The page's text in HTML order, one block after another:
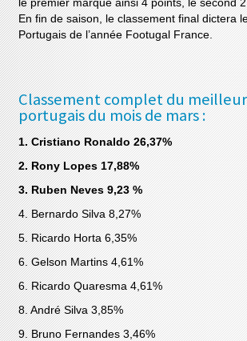
le premier marque ainsi 4 points, le second 2
En fin de saison, le classement final dictera
Portugais de l’année Footugal France.
Classement complet du
portugais du mois de mars :
1. Cristiano Ronaldo 26,37%
2. Rony Lopes 17,88%
3. Ruben Neves 9,23 %
4. Bernardo Silva 8,27%
5. Ricardo Horta 6,35%
6. Gelson Martins 4,61%
6. Ricardo Quaresma 4,61%
8. André Silva 3,85%
9. Bruno Fernandes 3,46%